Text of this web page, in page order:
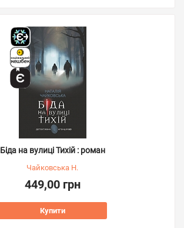
Біда на вулиці Тихій : роман
Чайковська Н.
449,00 грн
Купити